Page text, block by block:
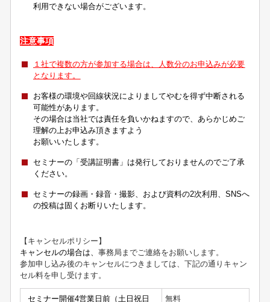
利用できない場合がございます。
注意事項
１社で複数の方が参加する場合は、人数分のお申込みが必要
となります。
お客様の環境や回線状況によりましてやむを得ず中断される
可能性があります。
その場合は当社では責任を負いかねますので、あらかじめご
理解の上お申込み頂きますよう
お願いいたします。
セミナーの「受講証明書」は発行しておりませんのでご了承
ください。
セミナーの録画・録音・撮影、および資料の2次利用、SNSへ
の投稿は固くお断りいたします。
【キャンセルポリシー】
キャンセルの場合は、事務局までご連絡をお願いします。
参加申し込み後のキャンセルにつきましては、下記の通りキャン
セル料を申し受けます。
セミナー開催4営業日前（土日祝日 無料